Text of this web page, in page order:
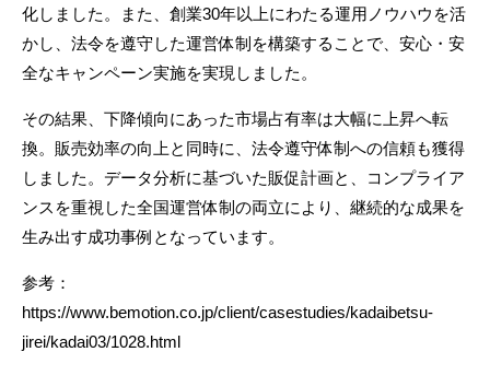
化しました。また、創業30年以上にわたる運用ノウハウを活
かし、法令を遵守した運営体制を構築することで、安心・安
全なキャンペーン実施を実現しました。
その結果、下降傾向にあった市場占有率は大幅に上昇へ転
換。販売効率の向上と同時に、法令遵守体制への信頼も獲得
しました。データ分析に基づいた販促計画と、コンプライア
ンスを重視した全国運営体制の両立により、継続的な成果を
生み出す成功事例となっています。
参考：
https://www.bemotion.co.jp/client/casestudies/kadaibetsu-
jirei/kadai03/1028.html